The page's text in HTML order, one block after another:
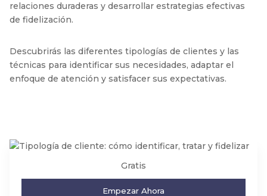
relaciones duraderas y desarrollar estrategias efectivas
de fidelización.
Descubrirás las diferentes tipologías de clientes y las
técnicas para identificar sus necesidades, adaptar el
enfoque de atención y satisfacer sus expectativas.
Gratis
Empezar Ahora